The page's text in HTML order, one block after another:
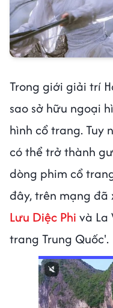
Trong giới giải trí
sao sở hữu ngoại
hình cổ trang. Tuy
có thể trở thành
dòng phim cổ
đây, trên mạng
Lưu Diệc Phi và La
trang Trung Quốc'.